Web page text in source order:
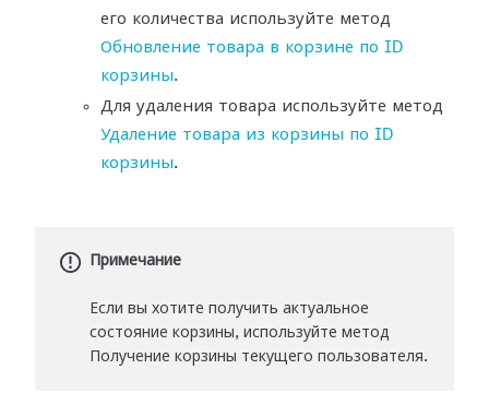
его количества используйте метод
Обновление товара в корзине по ID
корзины.
Для удаления товара используйте метод
Удаление товара из корзины по ID
корзины.
Примечание
Если вы хотите получить актуальное
состояние корзины, используйте метод
Получение корзины текущего пользователя.